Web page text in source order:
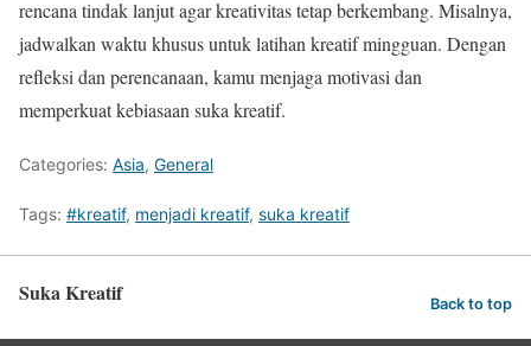
rencana tindak lanjut agar kreativitas tetap berkembang. Misalnya,
jadwalkan waktu khusus untuk latihan kreatif mingguan. Dengan
refleksi dan perencanaan, kamu menjaga motivasi dan
memperkuat kebiasaan suka kreatif.
Categories: Asia, General
Tags: #kreatif, menjadi kreatif, suka kreatif
Suka Kreatif Back to top